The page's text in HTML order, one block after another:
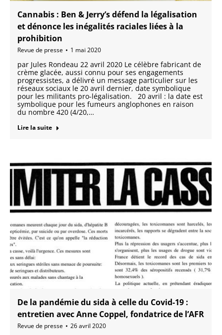
Cannabis : Ben & Jerry’s défend la légalisation
et dénonce les inégalités raciales liées à la
prohibition
Revue de presse 1 mai 2020
par Jules Rondeau 22 avril 2020 Le célèbre fabricant de
crème glacée, aussi connu pour ses engagements
progressistes, a délivré un message particulier sur les
réseaux sociaux le 20 avril dernier, date symbolique
pour les militants pro-légalisation. 20 avril : la date est
symbolique pour les fumeurs anglophones en raison
du nombre 420 (4/20,…
Lire la suite
De la pandémie du sida à celle du Covid-19 :
entretien avec Anne Coppel, fondatrice de l’AFR
Revue de presse 26 avril 2020